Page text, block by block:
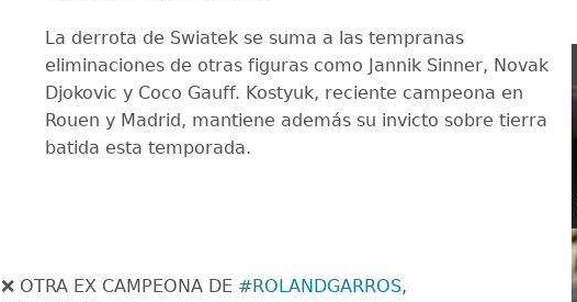
La derrota de Swiatek se suma a las tempranas
eliminaciones de otras figuras como Jannik Sinner, Novak
Djokovic y Coco Gauff. Kostyuk, reciente campeona en
Rouen y Madrid, mantiene además su invicto sobre tierra
batida esta temporada.
❌ OTRA EX CAMPEONA DE #ROLANDGARROS,